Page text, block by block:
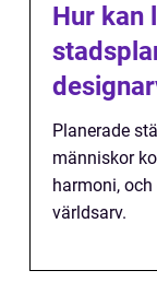
Hur kan
Planerade
människor
harmoni,
världsarv.